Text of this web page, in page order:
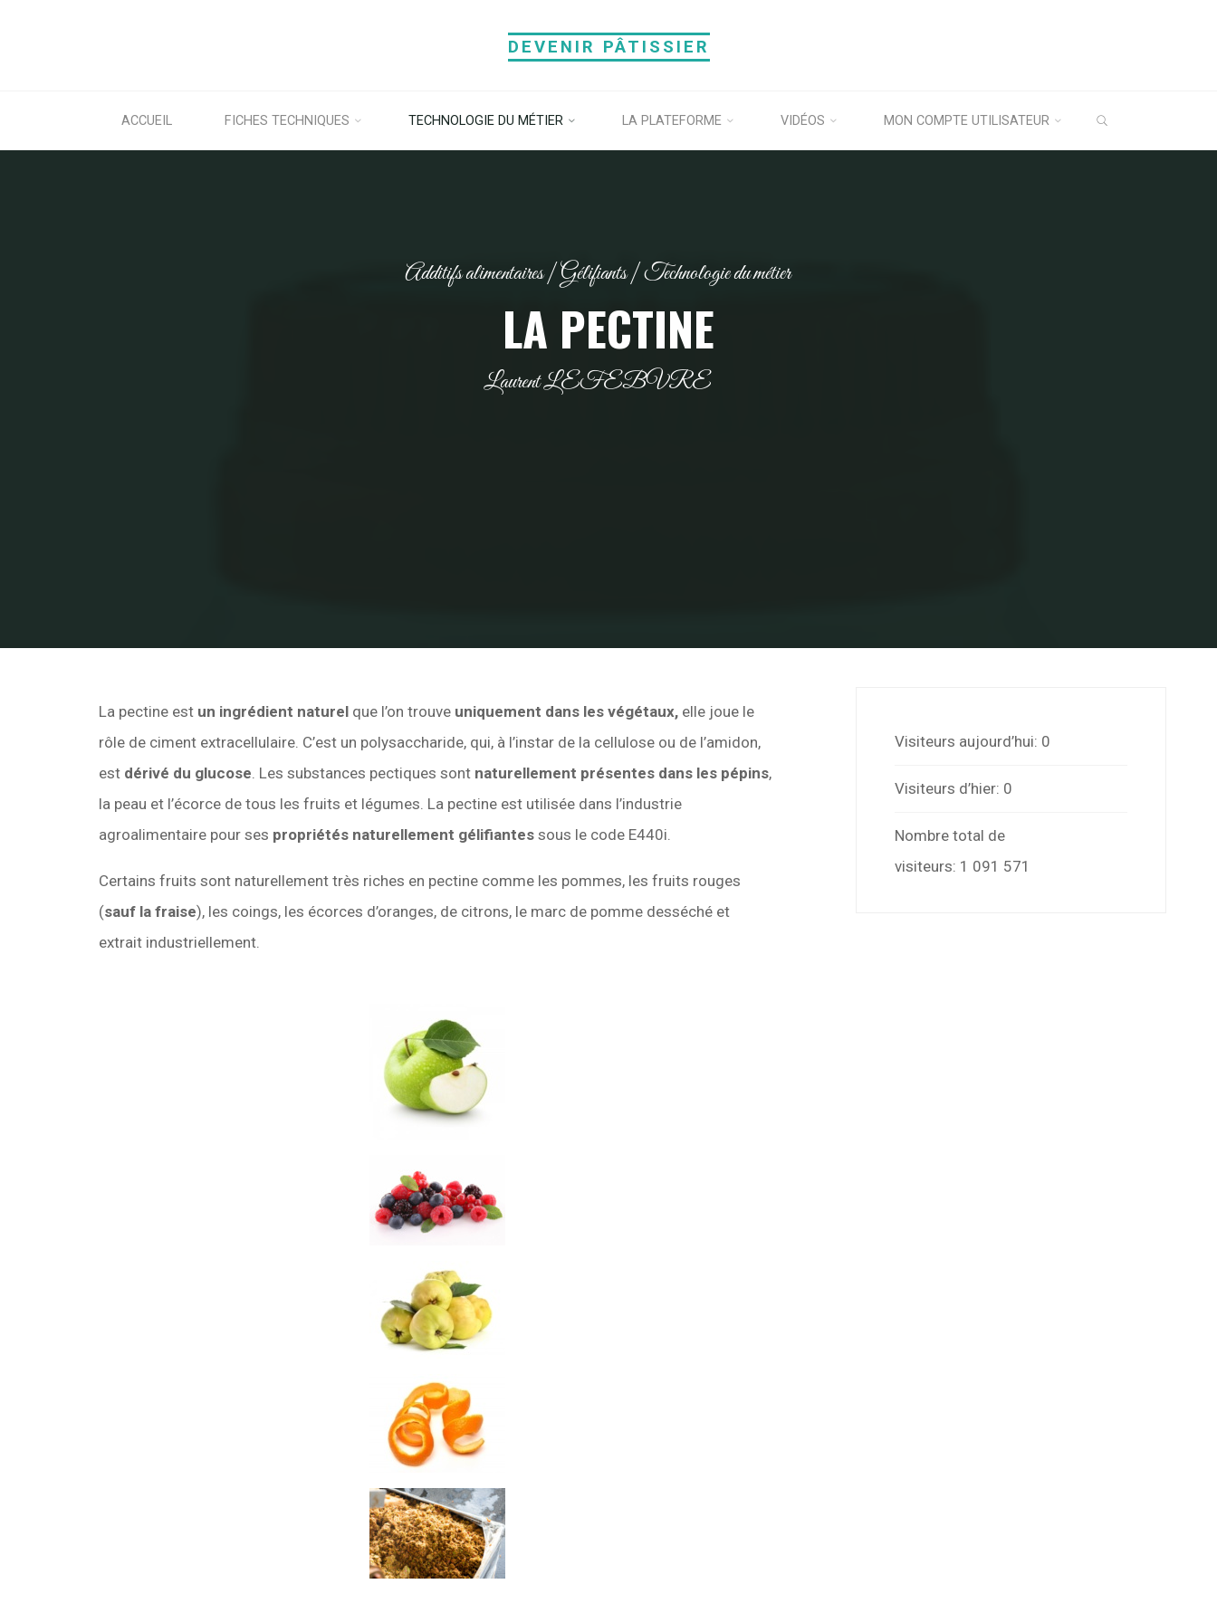
DEVENIR PÂTISSIER
ACCUEIL FICHES TECHNIQUES TECHNOLOGIE DU MÉTIER LA PLATEFORME VIDÉOS MON COMPTE UTILISATEUR
Additifs alimentaires|Gélifiants|Technologie du métier
LA PECTINE
Laurent LEFEBVRE
La pectine est un ingrédient naturelque l’on trouve uniquement dans les végétaux, elle joue le
rôle de ciment extracellulaire. C’est un polysaccharide, qui, à l’instar de la cellulose ou de l’amidon,
est dérivé du glucose . Les substances pectiques sont naturellement présentes dans les pépins,
la peau et l’écorce de tous les fruits et légumes. La pectine est utilisée dans l’industrie
agroalimentaire pour ses propriétés naturellement gélifiantessous le code E440i.
Certains fruits sont naturellement très riches en pectine comme les pommes, les fruits rouges
(sauf la fraise), les coings, les écorces d’oranges, de citrons, le marc de pomme desséché et
extrait industriellement.
Visiteurs aujourd’hui: 0
Visiteurs d’hier: 0
Nombre total de
visiteurs: 1 091 571